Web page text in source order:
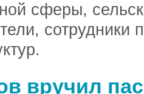
сферы,
сотрудники
вручил